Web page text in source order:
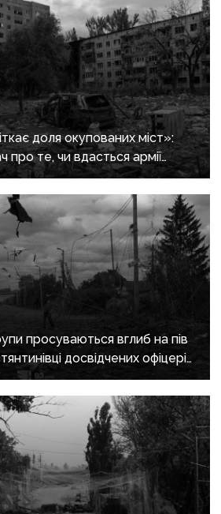
доля окупованих міст»:
про те, чи вдасться армії
агломерацію Донеччини до
просуваються вглиб на пів
досвідчених офіцерів
штурми позицій